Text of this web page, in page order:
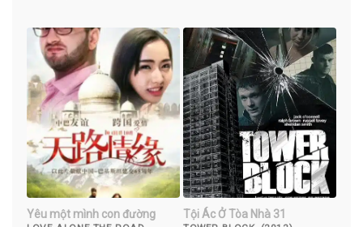
Yêu một mình con đường Tội Ác Ở Tòa Nhà 31